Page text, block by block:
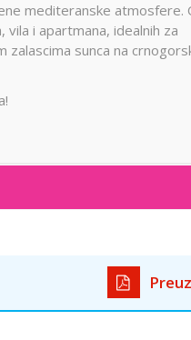
mediteranske atmosfere.
vila i apartmana, idealnih za
sunca na